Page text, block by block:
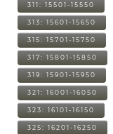
311: 15501-15550
313: 15601-15650
315: 15701-15750
317: 15801-15850
319: 15901-15950
321: 16001-16050
323: 16101-16150
325: 16201-16250